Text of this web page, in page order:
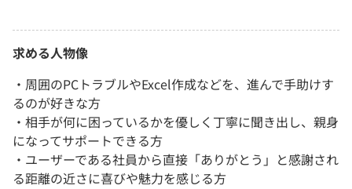
求める人物像
・周囲のPCトラブルやExcel作成などを、進んで手助けす
るのが好きな方
・相手が何に困っているかを優しく丁寧に聞き出し、親身
になってサポートできる方
・ユーザーである社員から直接「ありがとう」と感謝され
る距離の近さに喜びや魅力を感じる方